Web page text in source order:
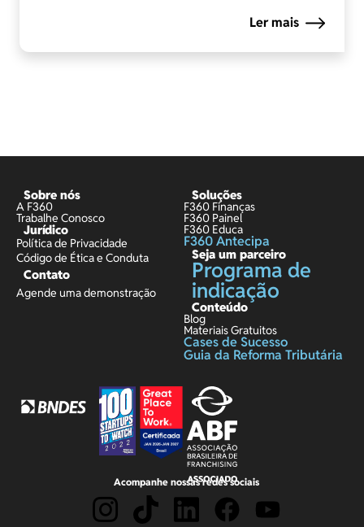
Ler mais
Sobre nós
A F360
Trabalhe Conosco
Jurídico
Política de Privacidade
Código de Ética e Conduta
Contato
Agende uma demonstração
Soluções
F360 Finanças
F360 Painel
F360 Educa
F360 Antecipa
Seja um parceiro
Programa de
indicação
Conteúdo
Blog
Materiais Gratuitos
Cases de Sucesso
Guia da Reforma Tributária
Acompanhe nossas redes sociais